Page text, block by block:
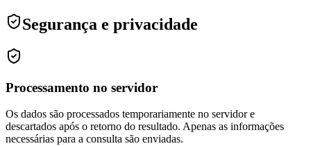
Segurança e privacidade
Processamento no servidor
Os dados são processados temporariamente no servidor e
descartados após o retorno do resultado. Apenas as informações
necessárias para a consulta são enviadas.